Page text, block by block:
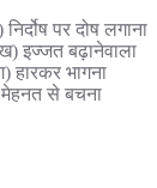
पर दोष लगाना
इज्जत बढ़ानेवाला
हारकर भागना
मेहनत से बचना